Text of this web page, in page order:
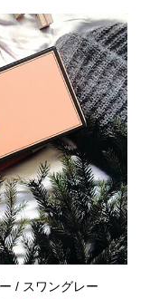
/ スワングレー